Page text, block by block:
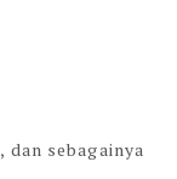
sebagainya